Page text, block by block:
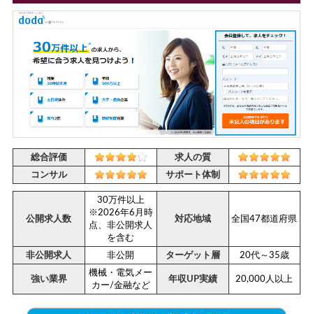
総合評価
求人の質
コンサル
サポート体制
公開求人数
30万件以上
※2026年6月時
点、非公開求人
を含む
対応地域 全国47都道府県
非公開求人 非公開 ターゲット層 20代～35歳
強い業界
機械・電気メー
カー/金融など
年収UP実績 20,000人以上